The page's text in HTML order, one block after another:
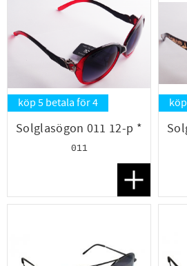
köp 5 betala för 4
Solglasögon 011 12-p *
011
Lägg till i